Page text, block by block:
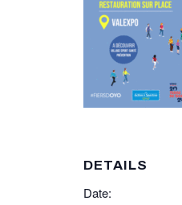
DETAILS
Date: